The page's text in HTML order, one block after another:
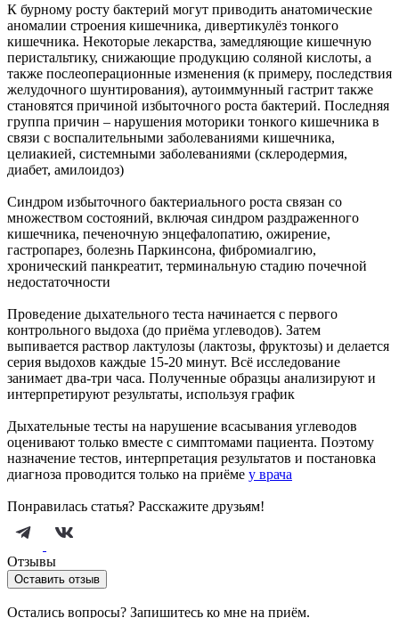
К бурному росту бактерий могут приводить анатомические
аномалии строения кишечника, дивертикулёз тонкого
кишечника. Некоторые лекарства, замедляющие кишечную
перистальтику, снижающие продукцию соляной кислоты, а
также послеоперационные изменения (к примеру, последствия
желудочного шунтирования), аутоиммунный гастрит также
становятся причиной избыточного роста бактерий. Последняя
группа причин – нарушения моторики тонкого кишечника в
связи с воспалительными заболеваниями кишечника,
целиакией, системными заболеваниями (склеродермия,
диабет, амилоидоз)
Синдром избыточного бактериального роста связан со
множеством состояний, включая синдром раздраженного
кишечника, печеночную энцефалопатию, ожирение,
гастропарез, болезнь Паркинсона, фибромиалгию,
хронический панкреатит, терминальную стадию почечной
недостаточности
Проведение дыхательного теста начинается с первого
контрольного выдоха (до приёма углеводов). Затем
выпивается раствор лактулозы (лактозы, фруктозы) и делается
серия выдохов каждые 15-20 минут. Всё исследование
занимает два-три часа. Полученные образцы анализируют и
интерпретируют результаты, используя график
Дыхательные тесты на нарушение всасывания углеводов
оценивают только вместе с симптомами пациента. Поэтому
назначение тестов, интерпретация результатов и постановка
диагноза проводится только на приёме у врача
Понравилась статья? Расскажите друзьям!
Отзывы
Оставить отзыв
Остались вопросы? Запишитесь ко мне на приём.